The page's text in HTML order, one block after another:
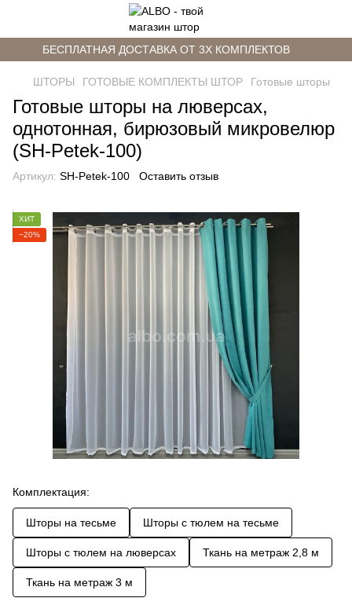
БЕСПЛАТНАЯ ДОСТАВКА ОТ 3Х КОМПЛЕКТОВ
ШТОРЫ ГОТОВЫЕ КОМПЛЕКТЫ ШТОР Готовые шторы
Готовые шторы на люверсах,
однотонная, бирюзовый микровелюр
(SH-Petek-100)
Артикул: SH-Petek-100 Оставить отзыв
ХИТ
−20%
Комплектация:
Шторы на тесьме Шторы с тюлем на тесьме
Шторы с тюлем на люверсах Ткань на метраж 2,8 м
Ткань на метраж 3 м